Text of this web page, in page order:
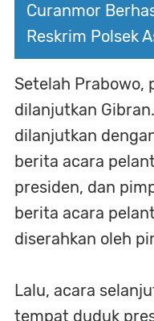
Curanmor
Reskrim Polsek
Setelah Prabowo,
dilanjutkan
dilanjutkan
berita acara
presiden, dan
berita acara
diserahkan oleh
Lalu, acara
tempat duduk